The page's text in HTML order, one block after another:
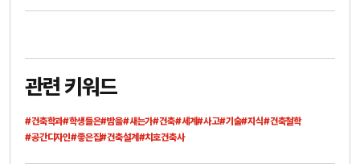
관련 키워드
#건축학과#학생들은#밤을#새는가#건축#세계#사고#기술#지식#건축철학
#공간디자인#좋은집#건축설계 #치호건축사